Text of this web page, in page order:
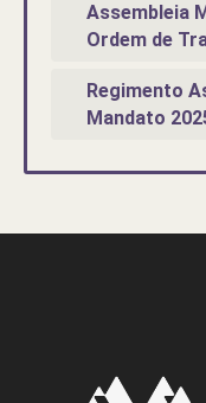
Assembleia
Ordem de
Regimento
Mandato